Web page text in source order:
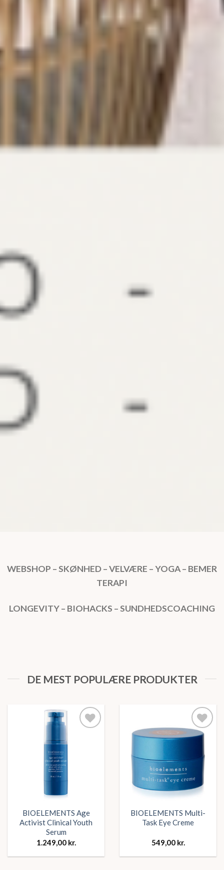
WEBSHOP – SKØNHED – VELVÆRE – YOGA – BEMER
TERAPI
LONGEVITY – BIOHACKS – SUNDHEDSCOACHING
DE MEST POPULÆRE PRODUKTER
ønskeliste
BIOELEMENTS Age
Activist Clinical Youth
Serum
1.249,00 kr.
Tilføj
ønskeliste
BIOELEMENTS Multi-
Task Eye Creme
549,00 kr.